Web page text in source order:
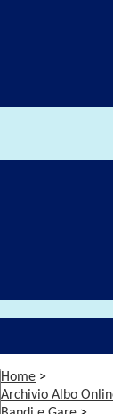
Home >
Archivio Albo